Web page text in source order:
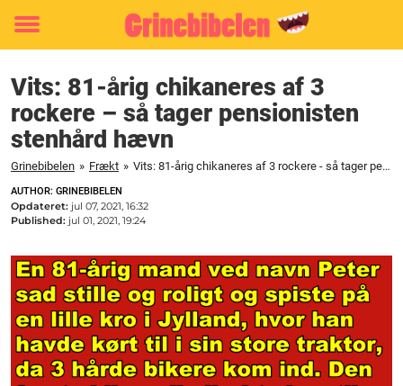
Toggle
Vits: 81-årig chikaneres af 3
rockere – så tager pensionisten
stenhård hævn
Grinebibelen » Frækt » Vits: 81-årig chikaneres af 3 rockere - så tager pensionisten stenhård hævn
AUTHOR: GRINEBIBELEN
Opdateret: jul 07, 2021, 16:32
Published: jul 01, 2021, 19:24